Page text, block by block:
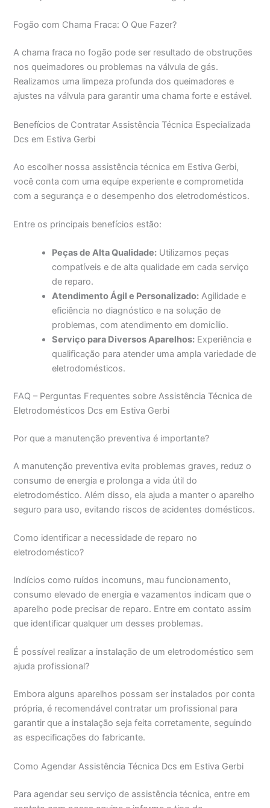
Fogão com Chama Fraca: O Que Fazer?
A chama fraca no fogão pode ser resultado de obstruções
nos queimadores ou problemas na válvula de gás.
Realizamos uma limpeza profunda dos queimadores e
ajustes na válvula para garantir uma chama forte e estável.
Benefícios de Contratar Assistência Técnica Especializada
Dcs em Estiva Gerbi
Ao escolher nossa assistência técnica em Estiva Gerbi,
você conta com uma equipe experiente e comprometida
com a segurança e o desempenho dos eletrodomésticos.
Entre os principais benefícios estão:
Peças de Alta Qualidade: Utilizamos peças
compatíveis e de alta qualidade em cada serviço
de reparo.
Atendimento Ágil e Personalizado: Agilidade e
eficiência no diagnóstico e na solução de
problemas, com atendimento em domicílio.
Serviço para Diversos Aparelhos: Experiência e
qualificação para atender uma ampla variedade de
eletrodomésticos.
FAQ – Perguntas Frequentes sobre Assistência Técnica de
Eletrodomésticos Dcs em Estiva Gerbi
Por que a manutenção preventiva é importante?
A manutenção preventiva evita problemas graves, reduz o
consumo de energia e prolonga a vida útil do
eletrodoméstico. Além disso, ela ajuda a manter o aparelho
seguro para uso, evitando riscos de acidentes domésticos.
Como identificar a necessidade de reparo no
eletrodoméstico?
Indícios como ruídos incomuns, mau funcionamento,
consumo elevado de energia e vazamentos indicam que o
aparelho pode precisar de reparo. Entre em contato assim
que identificar qualquer um desses problemas.
É possível realizar a instalação de um eletrodoméstico sem
ajuda profissional?
Embora alguns aparelhos possam ser instalados por conta
própria, é recomendável contratar um profissional para
garantir que a instalação seja feita corretamente, seguindo
as especificações do fabricante.
Como Agendar Assistência Técnica Dcs em Estiva Gerbi
Para agendar seu serviço de assistência técnica, entre em